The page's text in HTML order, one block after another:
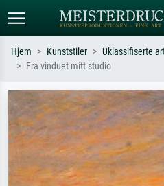
Søk etter kunstner, tittel eller stil – for
eksempel Monet, Stjernenatt,
impresjonisme, Hokusai-bølgen, akt.
Hjem Kunststiler Uklassifiserte
Fra vinduet mitt studio